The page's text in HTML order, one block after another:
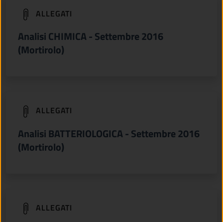
ALLEGATI
Analisi CHIMICA - Settembre 2016
(Mortirolo)
(apre in un'altra scheda).
ALLEGATI
Analisi BATTERIOLOGICA - Settembre 2016
(Mortirolo)
(apre in un'altra scheda).
ALLEGATI
(apre in un'altra scheda).